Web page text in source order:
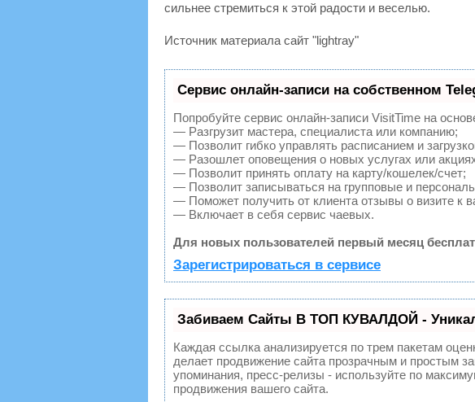
сильнее стремиться к этой радости и веселью.
Источник материала сайт "lightray"
Сервис онлайн-записи на собственном
Попробуйте сервис онлайн-записи VisitTime на
— Разгрузит мастера, специалиста или компанию;
— Позволит гибко управлять расписанием и
— Разошлет оповещения о новых услугах или
— Позволит принять оплату на карту/кошелек/счет;
— Позволит записываться на групповые и
— Поможет получить от клиента отзывы о визите к
— Включает в себя сервис чаевых.
Для новых пользователей первый месяц
Зарегистрироваться в сервисе
Забиваем Сайты В ТОП КУВАЛДОЙ -
Каждая ссылка анализируется по трем пакетам
делает продвижение сайта прозрачным и простым
упоминания, пресс-релизы - используйте по
продвижения вашего сайта.